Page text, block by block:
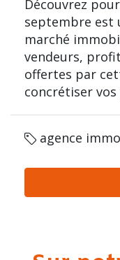
Découvrez
septembre est
marché
vendeurs,
offertes par
concrétiser
agence